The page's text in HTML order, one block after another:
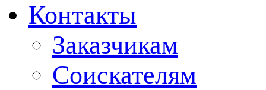
Контакты
Заказчикам
Соискателям